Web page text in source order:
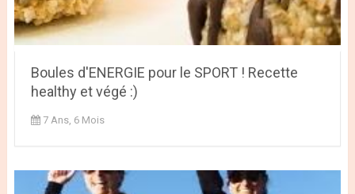
Boules d'ENERGIE pour le SPORT ! Recette
healthy et végé :)
7 Ans, 6 Mois